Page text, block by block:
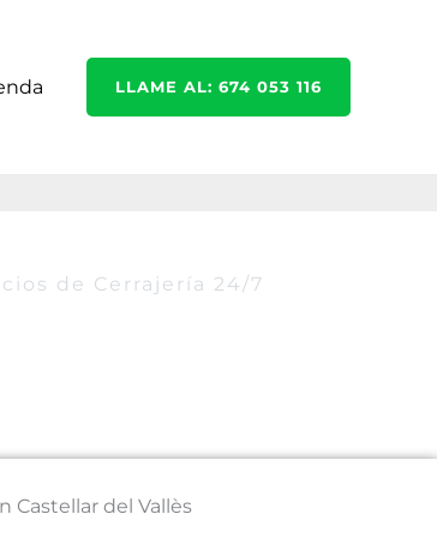
LLAME AL: 674 053 116
de Cerrajería 24/7
Castellar del Vallès